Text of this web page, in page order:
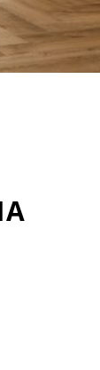
wünschen